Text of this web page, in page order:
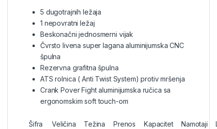
5 dugotrajnih ležaja
1 nepovratni ležaj
Beskonačni jednosmerni vijak
Čvrsto livena super lagana aluminijumska CNC
špulna
Rezervna grafitna špulna
ATS rolnica ( Anti Twist System) protiv mršenja
Crank Pover Fight aluminijumska ručica sa
ergonomskim soft touch-om
Šifra Veličina Težina Prenos Kapacitet Namotaji